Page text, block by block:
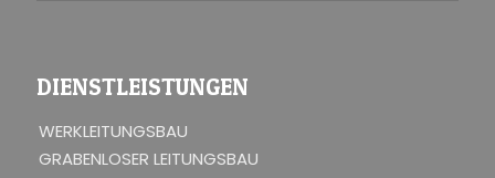
DIENSTLEISTUNGEN
WERKLEITUNGSBAU
GRABENLOSER LEITUNGSBAU